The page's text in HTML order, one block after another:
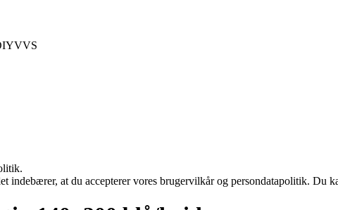
VVS
indebærer, at du accepterer vores brugervilkår og persondatapolitik. Du